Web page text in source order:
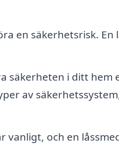
en säkerhetsrisk. En
säkerheten i ditt hem
av
vanligt, och en